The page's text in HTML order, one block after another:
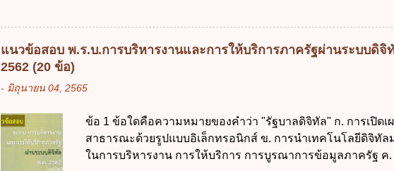
เป็นกรอบในการบริหารหนี้สาธารณะเป็นไปตามข้อใด ก. ไม่เกิน
ร้อยละ 10 ค. ไม่เกินร้อยละ 35 ง. ไม่เกินร้อยละ 60 ข้อ 3 กฎหม
การคลังของรัฐกำหนดหลักการห้ามเสนอกฎหมายที่ให้จัดเก็บภ
ธรรมเนียมเพิ่มขึ้นจากที่กำหนดไว้ในกฎหมายเพื่อการนำไปใช้จ่
ต้องการของชุมชน ข. เพื่อป็นรายได้ขององค์กรปกครองส่วนท้อง
ของรัฐจะต้องนำแผนการคลังระยะปานกลางที่คณะรัฐมนตรีเห็
ประกอบการพิจารณาในเรื่องต่อไปนี้ ยกเว้นข้อใด ก. การจัดเก็บ
การจัดสรรงบประมาณรายจ่าย ค. การจัดทำงบประมาณ ง. การ
แนวข้อสอบ พ.ร.บ.การบริหารงานและการให้บริการภาครัฐผ่านระบบดิจิ
2562 (20 ข้อ)
- มิถุนายน 04, 2565
ข้อ 1 ข้อใดคือความหมายของคำว่า "รัฐบาลดิจิทัล" ก. การเปิด
สาธารณะด้วยรูปแบบอิเล็กทรอนิกส์ ข. การนำเทคโนโลยีดิจิทัล
ในการบริหารงาน การให้บริการ การบูรณาการข้อมูลภาครัฐ ค.